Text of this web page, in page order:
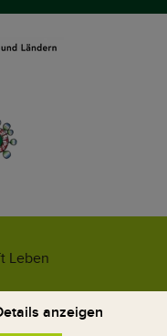
Leben
Umweltzeichen
anzeigen